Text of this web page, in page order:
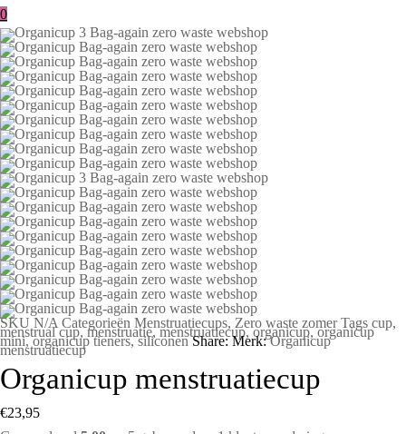
0
SKU N/A Categorieën Menstruatiecups, Zero waste zomer Tags cup,
menstrual cup,menstruatie,menstruatiecup,organicup,organicup
mini,organicup tieners,siliconen Share: Merk:Organicup
menstruatiecup
Organicup menstruatiecup
€23,95